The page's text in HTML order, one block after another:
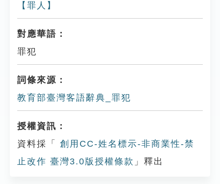
【罪人】
對應華語：
罪犯
詞條來源：
教育部臺灣客語辭典_罪犯
授權資訊：
資料採「
創用CC-姓名標示-非商業性-禁
止改作 臺灣3.0版授權條款 」釋出